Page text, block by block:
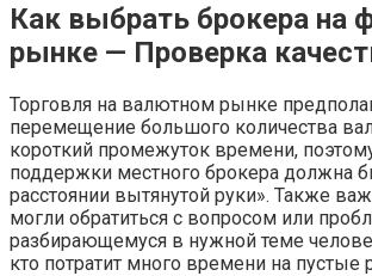
Как выбрать брокера на
рынке — Проверка
Торговля на валютном рынке
перемещение большого количества
короткий промежуток времени,
поддержки местного брокера должна
расстоянии вытянутой руки». Также
могли обратиться с вопросом или
разбирающемуся в нужной теме
кто потратит много времени на пустые